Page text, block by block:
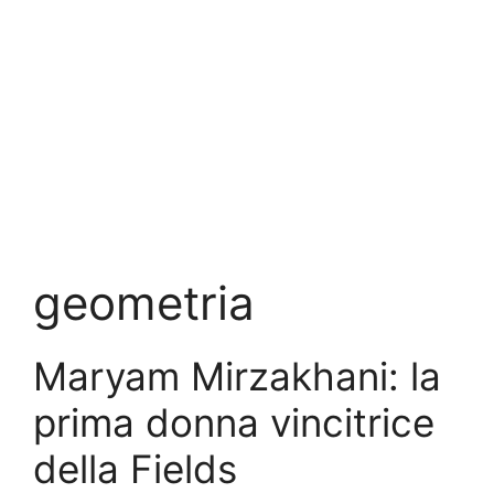
geometria
Maryam Mirzakhani: la
prima donna vincitrice
della Fields